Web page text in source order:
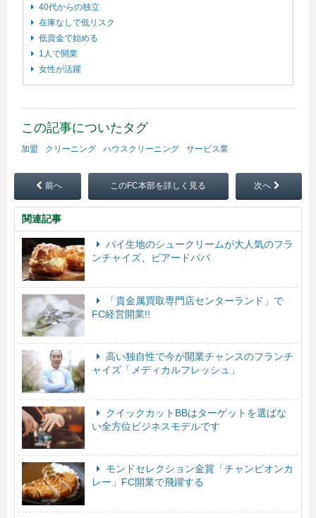
40代からの独立
在庫なしで低リスク
低資金で始める
1人で開業
女性が活躍
この記事についたタグ
加盟 クリーニング ハウスクリーニング サービス業
前へ このFC本部を詳しく見る 次へ
関連記事
パイ生地のシュークリームが大人気のフラ
ンチャイズ、ビアードパパ
「貴金属買取専門店センターランド」で
FC経営開業!!
高い独自性で今が開業チャンスのフランチ
ャイズ「メディカルフレッシュ」
クイックカットBBはターゲットを選ばな
い全方位ビジネスモデルです
モンドセレクション金賞「チャンピオンカ
レー」FC開業で飛躍する